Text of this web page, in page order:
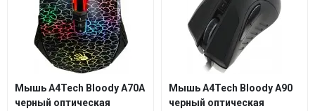
Мышь A4Tech Bloody A70A
черный оптическая
Мышь A4Tech Bloody A90
черный оптическая